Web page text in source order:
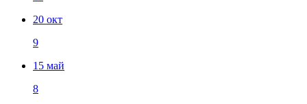
20 окт
9
15 май
8